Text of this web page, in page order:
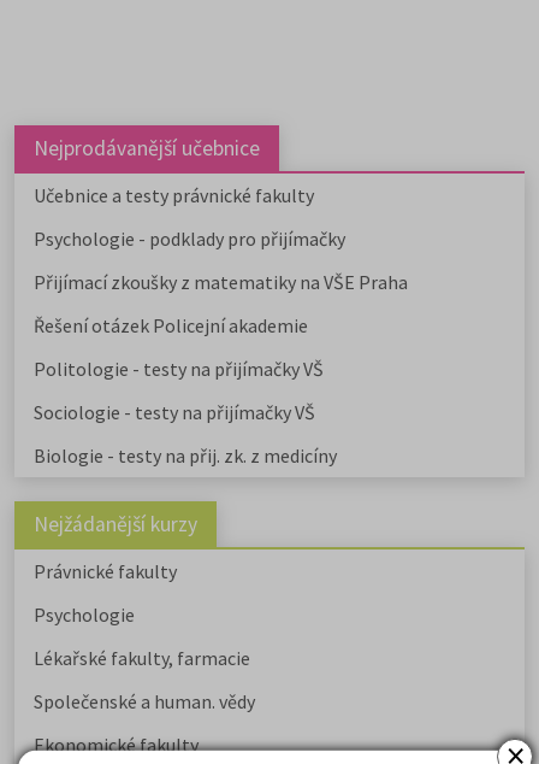
×
Nejprodávanější učebnice
Učebnice a testy právnické fakulty
Psychologie - podklady pro přijímačky
Přijímací zkoušky z matematiky na VŠE Praha
Řešení otázek Policejní akademie
Politologie - testy na přijímačky VŠ
Sociologie - testy na přijímačky VŠ
Biologie - testy na přij. zk. z medicíny
Nejžádanější kurzy
Právnické fakulty
Psychologie
Lékařské fakulty, farmacie
Společenské a human. vědy
Ekonomické fakulty